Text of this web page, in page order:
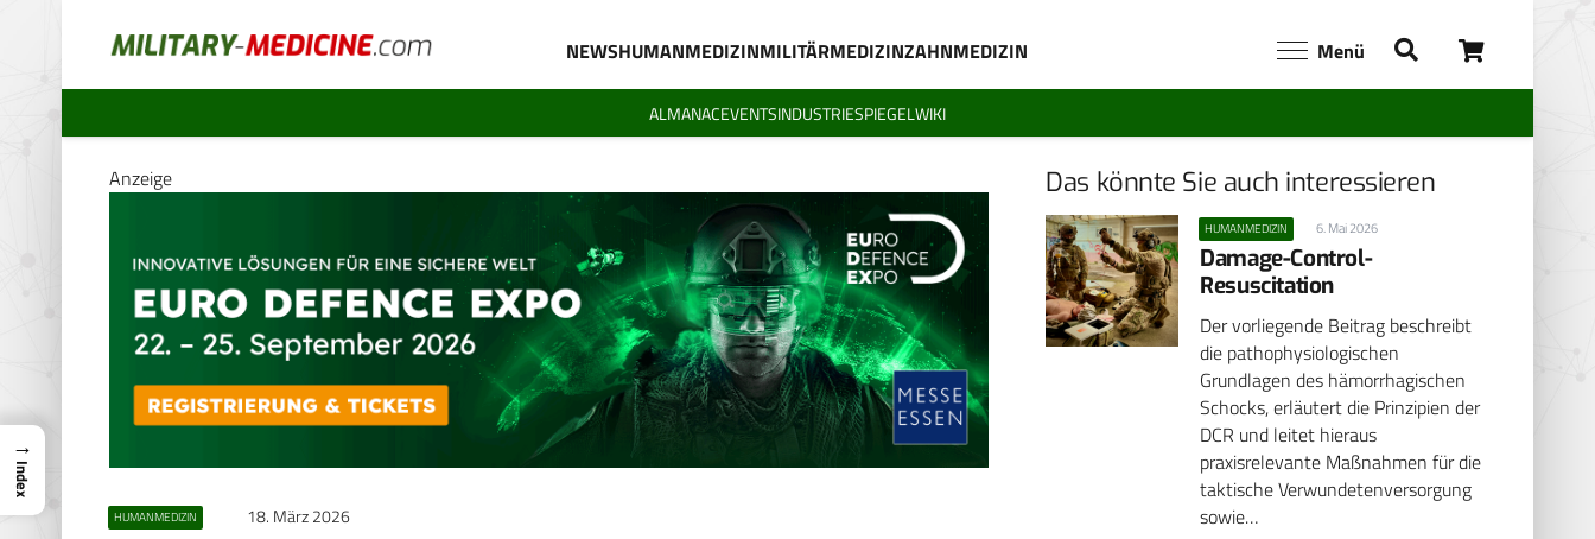
NEWSHUMANMEDIZINMILITÄRMEDIZINZAHNMEDIZIN Menü
ALMANACEVENTSINDUSTRIESPIEGELWIKI
Anzeige
HUMANMEDIZIN 18. März 2026
Das könnte Sie auch interessieren
HUMANMEDIZIN 6. Mai 2026
Damage-Control-
Resuscitation
Der vorliegende Beitrag beschreibt
die pathophysiologischen
Grundlagen des hämorrhagischen
Schocks, erläutert die Prinzipien der
DCR und leitet hieraus
praxisrelevante Maßnahmen für die
taktische Verwundetenversorgung
sowie…
→
Index